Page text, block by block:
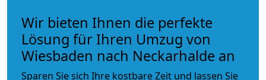
Wir bieten Ihnen die perfekte
Lösung für Ihren Umzug von
Wiesbaden nach Neckarhalde an
Sparen Sie sich Ihre kostbare Zeit und lassen Sie